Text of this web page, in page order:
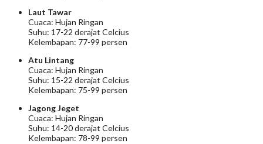
Laut Tawar
Cuaca: Hujan Ringan
Suhu: 17-22 derajat Celcius
Kelembapan: 77-99 persen
Atu Lintang
Cuaca: Hujan Ringan
Suhu: 15-22 derajat Celcius
Kelembapan: 75-99 persen
Jagong Jeget
Cuaca: Hujan Ringan
Suhu: 14-20 derajat Celcius
Kelembapan: 78-99 persen